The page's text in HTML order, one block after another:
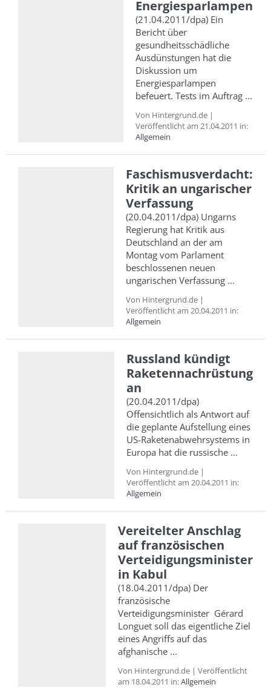
Energiesparlampen
(21.04.2011/dpa) Ein
Bericht über
gesundheitsschädliche
Ausdünstungen hat die
Diskussion um
Energiesparlampen
befeuert. Tests im Auftrag ...
Von Hintergrund.de |
Veröffentlicht am 21.04.2011 in:
Allgemein
Faschismusverdacht:
Kritik an ungarischer
Verfassung
(20.04.2011/dpa) Ungarns
Regierung hat Kritik aus
Deutschland an der am
Montag vom Parlament
beschlossenen neuen
ungarischen Verfassung ...
Von Hintergrund.de |
Veröffentlicht am 20.04.2011 in:
Allgemein
Russland kündigt
Raketennachrüstung
an
(20.04.2011/dpa)
Offensichtlich als Antwort auf
die geplante Aufstellung eines
US-Raketenabwehrsystems in
Europa hat die russische ...
Von Hintergrund.de |
Veröffentlicht am 20.04.2011 in:
Allgemein
Vereitelter Anschlag
auf französischen
Verteidigungsminister
in Kabul
(18.04.2011/dpa) Der
französische
Verteidigungsminister Gérard
Longuet soll das eigentliche Ziel
eines Angriffs auf das
afghanische ...
Von Hintergrund.de | Veröffentlicht
am 18.04.2011 in:Allgemein